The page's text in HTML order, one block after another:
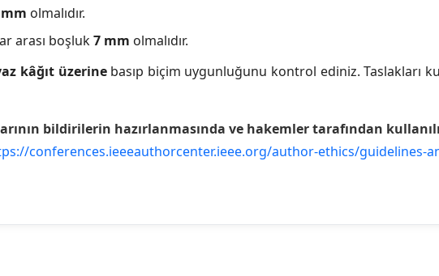
olmalıdır.
arası boşluk7 mm olmalıdır.
kâğıt üzerinebasıp biçim uygunluğunu kontrol ediniz. Taslakları
bildirilerin hazırlanmasında ve hakemler tarafından
conferences.ieeeauthorcenter.ieee.org/author-ethics/guidelines-